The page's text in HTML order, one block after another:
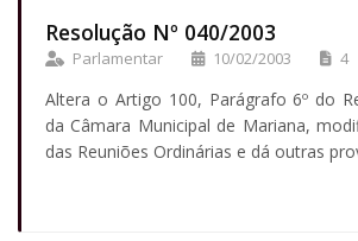
Resolução Nº 040/2003
Parlamentar 10/02/2003 4
Altera o Artigo 100, Parágrafo 6º do
da Câmara Municipal de Mariana,
das Reuniões Ordinárias e dá outras